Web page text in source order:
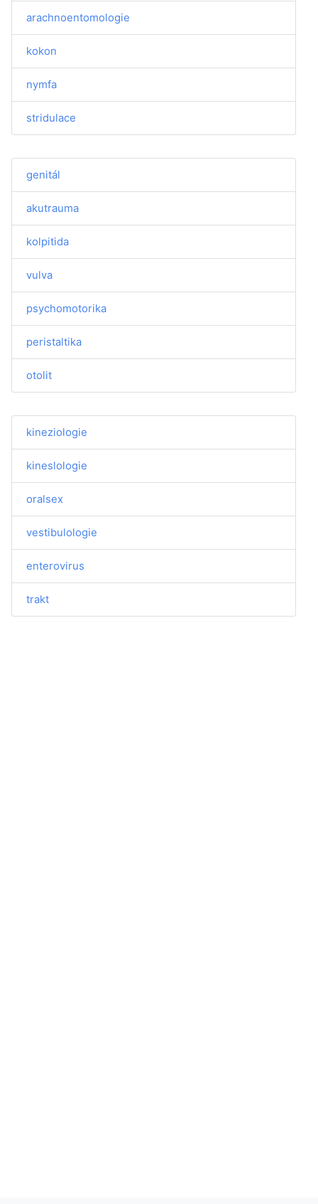
arachnoentomologie
kokon
nymfa
stridulace
genitál
akutrauma
kolpitida
vulva
psychomotorika
peristaltika
otolit
kineziologie
kineslologie
oralsex
vestibulologie
enterovirus
trakt